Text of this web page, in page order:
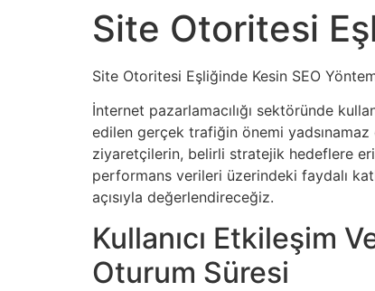
Site Otoritesi
Site Otoritesi Eşliğinde Kesin SEO
İnternet pazarlamacılığı sektöründe
edilen gerçek trafiğin önemi yadsınamaz
ziyaretçilerin, belirli stratejik hedeflere
performans verileri üzerindeki faydalı
açısıyla değerlendireceğiz.
Kullanıcı Etkileşim
Oturum Süresi